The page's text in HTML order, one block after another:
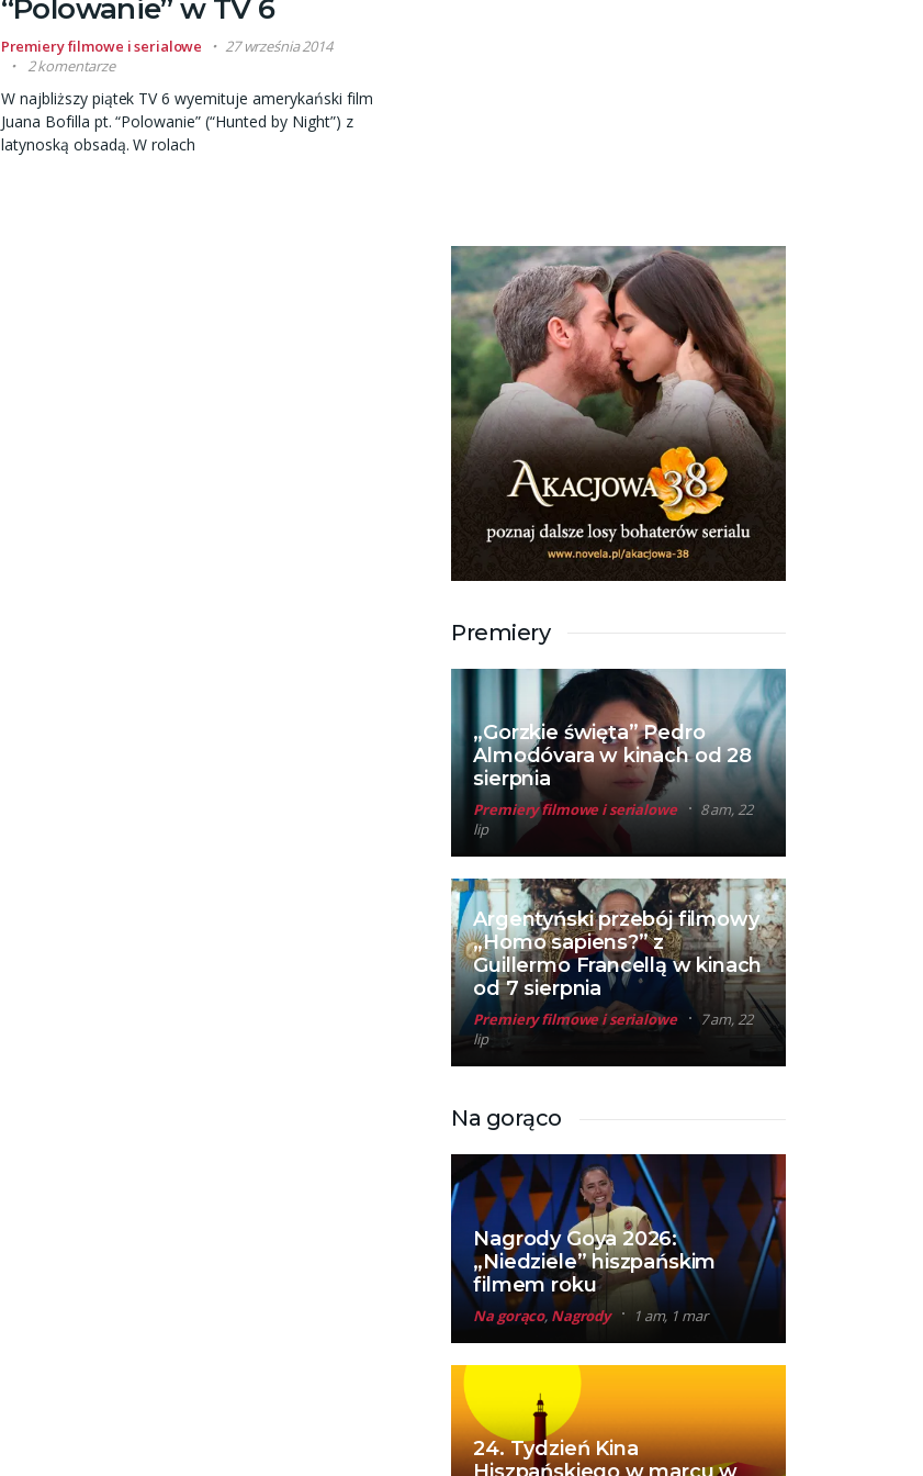
“Polowanie” w TV 6
Premiery filmowe i serialowe
27 września 2014
2 komentarze
W najbliższy piątek TV 6 wyemituje amerykański film
Juana Bofilla pt. “Polowanie” (“Hunted by Night”) z
latynoską obsadą. W rolach
Premiery
„Gorzkie święta” Pedro
Almodóvara w kinach od 28
sierpnia
Premiery filmowe i serialowe
8 am, 22
lip
Argentyński przebój filmowy
„Homo sapiens?” z
Guillermo Francellą w kinach
od 7 sierpnia
Premiery filmowe i serialowe
7 am, 22
lip
Na gorąco
Nagrody Goya 2026:
„Niedziele” hiszpańskim
filmem roku
Na gorąco, Nagrody 1 am, 1 mar
24. Tydzień Kina